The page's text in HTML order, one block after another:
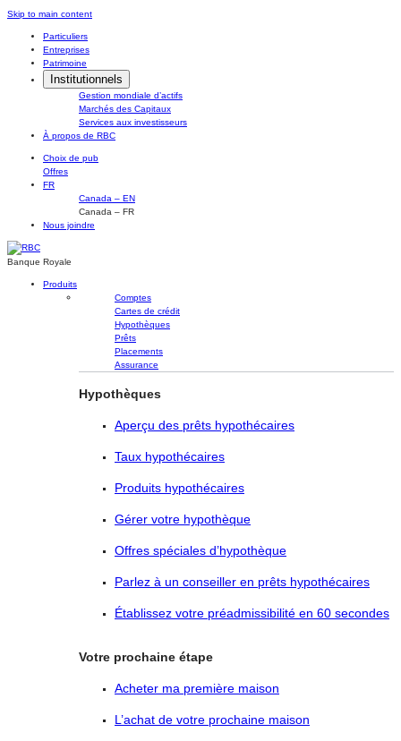
Skip
content
Skip to main content
Particuliers
Entreprises
Patrimoine
Institutionnels
Gestion mondiale d’actifs
Marchés des Capitaux
Services aux investisseurs
À propos de RBC
Choix de pub
Offres
FR
Canada – EN
Canada – FR
Nous joindre
Banque Royale
Produits
Comptes
Cartes de crédit
Hypothèques
Prêts
Placements
Assurance
Hypothèques
Aperçu des prêts hypothécaires
Taux hypothécaires
Produits hypothécaires
Gérer votre hypothèque
Offres spéciales d’hypothèque
Parlez à un conseiller en prêts hypothécaires
Établissez votre préadmissibilité en 60 secondes
Votre prochaine étape
Acheter ma première maison
L’achat de votre prochaine maison